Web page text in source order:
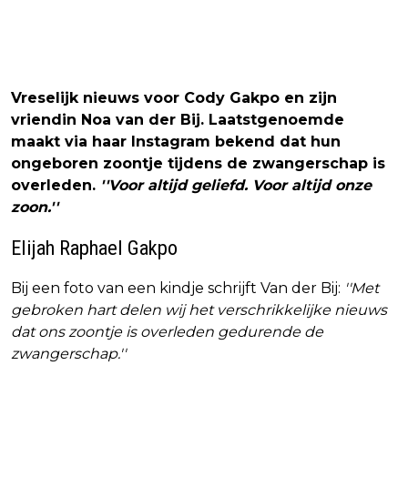
Vreselijk nieuws voor Cody Gakpo en zijn
vriendin Noa van der Bij. Laatstgenoemde
maakt via haar Instagram bekend dat hun
ongeboren zoontje tijdens de zwangerschap is
overleden. ''Voor altijd geliefd. Voor altijd onze
zoon.''
Elijah Raphael Gakpo
Bij een foto van een kindje schrijft Van der Bij: ''Met
gebroken hart delen wij het verschrikkelijke nieuws
dat ons zoontje is overleden gedurende de
zwangerschap.''